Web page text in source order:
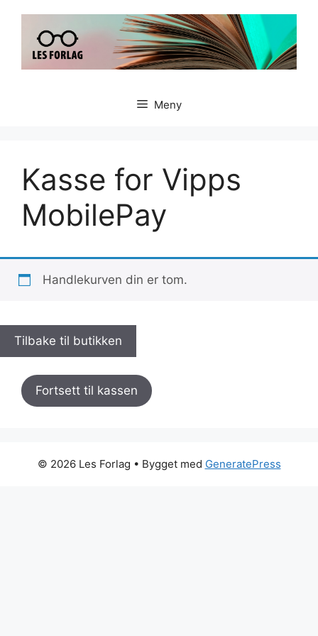
innhold
Meny
Kasse for Vipps
MobilePay
Handlekurven din er tom.
Tilbake til butikken
Fortsett til kassen
© 2026 Les Forlag • Bygget med GeneratePress